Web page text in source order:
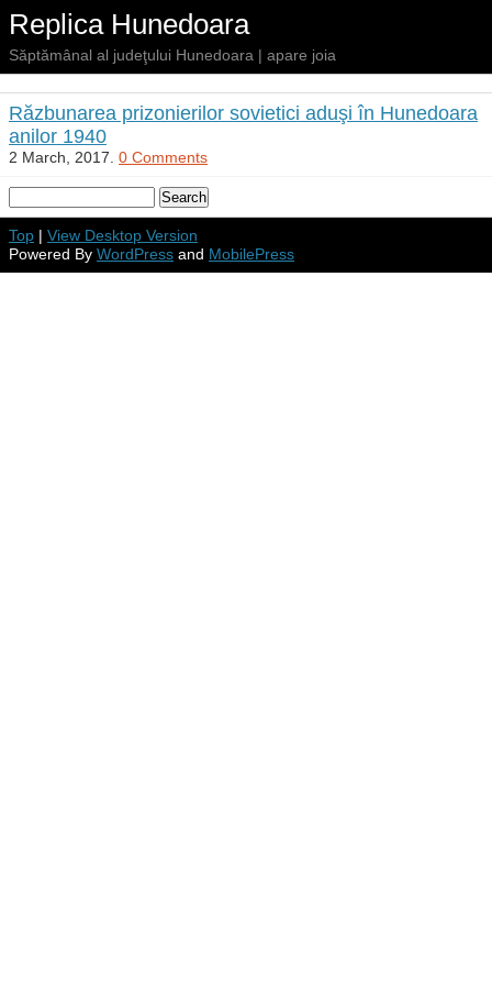
Replica Hunedoara
Săptămânal al judeţului Hunedoara | apare joia
Răzbunarea prizonierilor sovietici aduşi în Hunedoara
anilor 1940
2 March, 2017. 0 Comments
Top | View Desktop Version
Powered By WordPress and MobilePress